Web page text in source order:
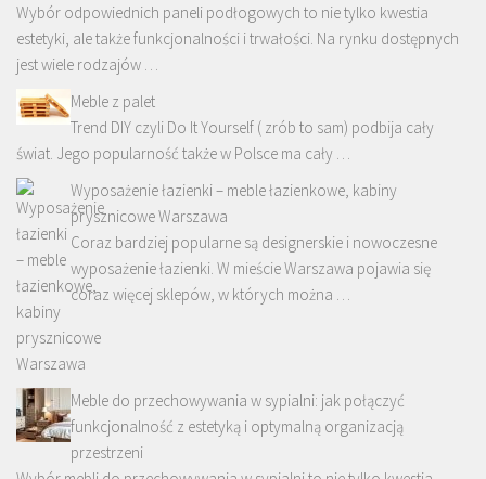
Wybór odpowiednich paneli podłogowych to nie tylko kwestia
estetyki, ale także funkcjonalności i trwałości. Na rynku dostępnych
jest wiele rodzajów …
Meble z palet
Trend DIY czyli Do It Yourself ( zrób to sam) podbija cały
świat. Jego popularność także w Polsce ma cały …
Wyposażenie łazienki – meble łazienkowe, kabiny
prysznicowe Warszawa
Coraz bardziej popularne są designerskie i nowoczesne
wyposażenie łazienki. W mieście Warszawa pojawia się
coraz więcej sklepów, w których można …
Meble do przechowywania w sypialni: jak połączyć
funkcjonalność z estetyką i optymalną organizacją
przestrzeni